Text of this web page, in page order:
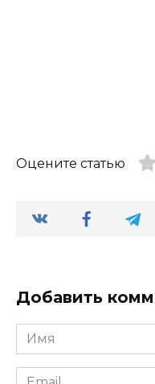
Оцените статью
Добавить
Имя
*
Email